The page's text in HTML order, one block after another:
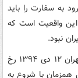
به سفارت را باید
این واقعیت است که
نبود.
همانگونه که گفته شد، ماجرای سفارت عربستان در تهران ۱۲ دی ۱۳۹۴ رخ
یعنی همزمان با شروع به